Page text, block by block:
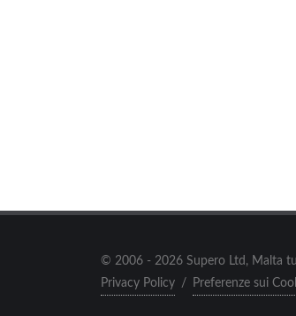
© 2006 - 2026 Supero Ltd, Malta
Privacy Policy / Preferenze sui